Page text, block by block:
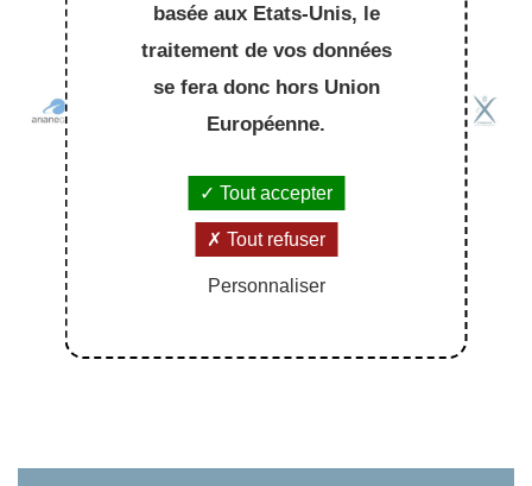
basée aux Etats-Unis, le
traitement de vos données
se fera donc hors Union
Européenne.
Tout accepter
Tout refuser
Personnaliser